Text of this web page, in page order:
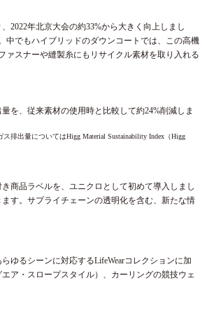
2022年北京大会の約33%から大きく向上しまし
中でもハイブリッドのダウンコートでは、この高機
ァスナーや縫製糸にもリサイクル素材を取り入れる
を、従来素材の使用時と比較して約24%削減しま
排出量についてはHigg Material Sustainability Index（Higg
商品ラベルを、ユニクロとして初めて導入しまし
す。サプライチェーンの透明化を含む、新たな情
ゆるシーンに対応するLifeWearコレクションに加
ア・スロープスタイル）、カーリングの競技ウェ